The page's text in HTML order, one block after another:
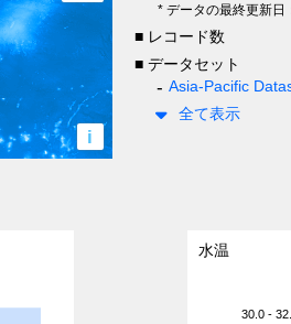
i
* データの最終更新日
■ レコード数
■ データセット
Asia-Pacific
全て表示
水温
30.0 -